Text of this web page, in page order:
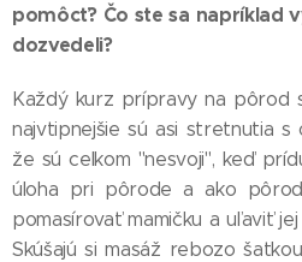
pomôcť? Čo ste sa napríklad
dozvedeli?
Každý kurz prípravy na pôrod
najvtipnejšie sú asi stretnutia s
že sú celkom "nesvoji", keď
úloha pri pôrode a ako
pomasírovať mamičku a uľaviť
Skúšajú si masáž rebozo